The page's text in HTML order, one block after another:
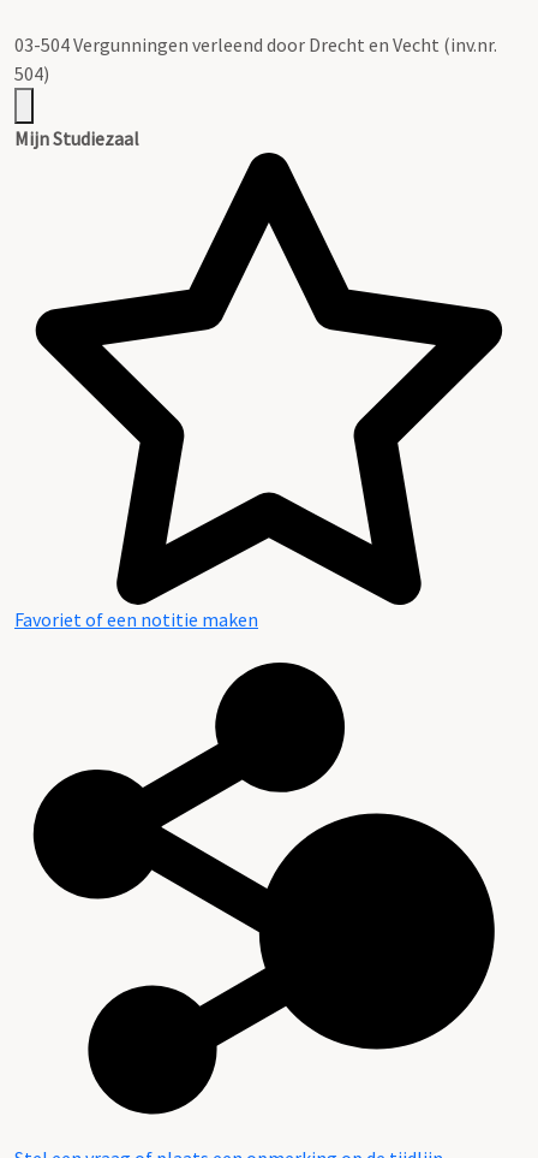
03-504 Vergunningen verleend door Drecht en Vecht (inv.nr.
504)
Mijn Studiezaal
Favoriet of een notitie maken